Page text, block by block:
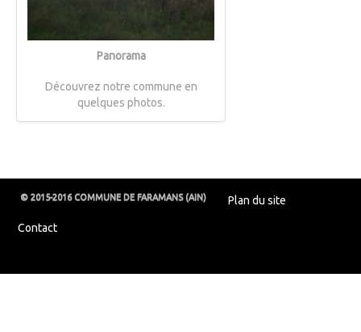
Panorama
Découvrez notre commune en
quelques photos.
© 2015-2016 COMMUNE DE FARAMANS (AIN) Plan du site
Contact